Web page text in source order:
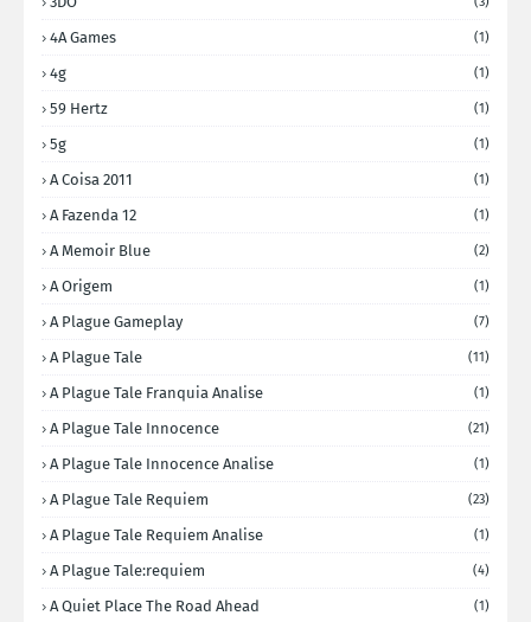
4A Games (1)
4g (1)
59 Hertz (1)
5g (1)
A Coisa 2011 (1)
A Fazenda 12 (1)
A Memoir Blue (2)
A Origem (1)
A Plague Gameplay (7)
A Plague Tale (11)
A Plague Tale Franquia Analise (1)
A Plague Tale Innocence (21)
A Plague Tale Innocence Analise (1)
A Plague Tale Requiem (23)
A Plague Tale Requiem Analise (1)
A Plague Tale:requiem (4)
A Quiet Place The Road Ahead (1)